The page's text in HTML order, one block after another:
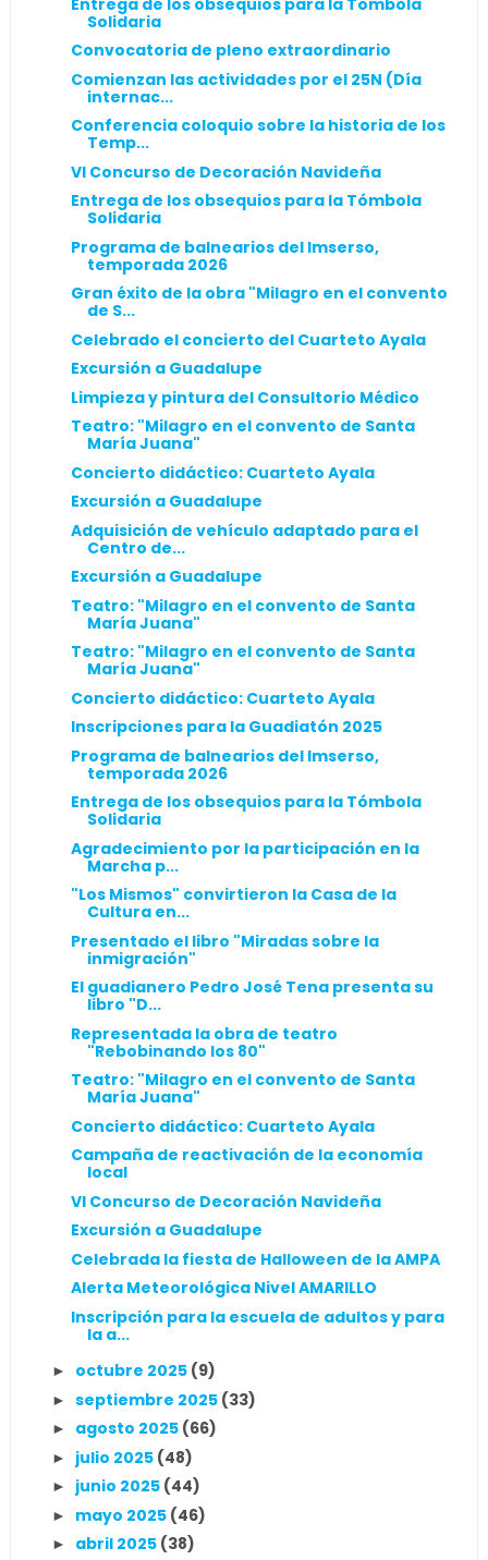
Solidaria
Convocatoria de pleno extraordinario
Comienzan las actividades por el 25N (Día
internac...
Conferencia coloquio sobre la historia de los
Temp...
VI Concurso de Decoración Navideña
Entrega de los obsequios para la Tómbola
Solidaria
Programa de balnearios del Imserso,
temporada 2026
Gran éxito de la obra "Milagro en el convento
de S...
Celebrado el concierto del Cuarteto Ayala
Excursión a Guadalupe
Limpieza y pintura del Consultorio Médico
Teatro: "Milagro en el convento de Santa
María Juana"
Concierto didáctico: Cuarteto Ayala
Excursión a Guadalupe
Adquisición de vehículo adaptado para el
Centro de...
Excursión a Guadalupe
Teatro: "Milagro en el convento de Santa
María Juana"
Teatro: "Milagro en el convento de Santa
María Juana"
Concierto didáctico: Cuarteto Ayala
Inscripciones para la Guadiatón 2025
Programa de balnearios del Imserso,
temporada 2026
Entrega de los obsequios para la Tómbola
Solidaria
Agradecimiento por la participación en la
Marcha p...
"Los Mismos" convirtieron la Casa de la
Cultura en...
Presentado el libro "Miradas sobre la
inmigración"
El guadianero Pedro José Tena presenta su
libro "D...
Representada la obra de teatro
"Rebobinando los 80"
Teatro: "Milagro en el convento de Santa
María Juana"
Concierto didáctico: Cuarteto Ayala
Campaña de reactivación de la economía
local
VI Concurso de Decoración Navideña
Excursión a Guadalupe
Celebrada la fiesta de Halloween de la AMPA
Alerta Meteorológica Nivel AMARILLO
Inscripción para la escuela de adultos y para
la a...
► octubre 2025 (9)
► septiembre 2025 (33)
► agosto 2025 (66)
► julio 2025 (48)
► junio 2025 (44)
► mayo 2025 (46)
► abril 2025 (38)